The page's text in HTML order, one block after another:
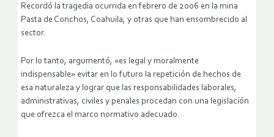
Recordó la tragedia ocurrida en febrero de 2006 en la mina
Pasta de Conchos, Coahuila, y otras que han ensombrecido al
sector.
Por lo tanto, argumentó, «es legal y moralmente
indispensable» evitar en lo futuro la repetición de hechos de
esa naturaleza y lograr que las responsabilidades laborales,
administrativas, civiles y penales procedan con una legislación
que ofrezca el marco normativo adecuado.